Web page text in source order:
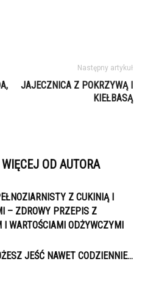
Następny artykuł
JAJECZNICA Z POKRZYWĄ I
KIEŁBASĄ
WIĘCEJ OD AUTORA
Z CUKINIĄ I
– ZDROWY PRZEPIS Z
I WARTOŚCIAMI ODŻYWCZYMI
JEŚĆ NAWET CODZIENNIE…